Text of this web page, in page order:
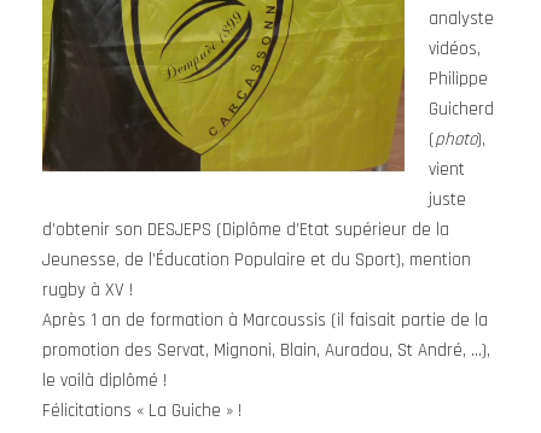
analyste
vidéos,
Philippe
Guicherd
(photo),
vient
juste
d’obtenir son DESJEPS (Diplôme d’Etat supérieur de la
Jeunesse, de l’Éducation Populaire et du Sport), mention
rugby à XV !
Après 1 an de formation à Marcoussis (il faisait partie de la
promotion des Servat, Mignoni, Blain, Auradou, St André, …),
le voilà diplômé !
Félicitations « La Guiche » !